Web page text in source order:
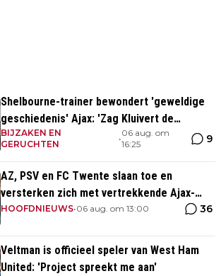
Shelbourne-trainer bewondert 'geweldige
geschiedenis' Ajax: 'Zag Kluivert de
winnende scoren'
BIJZAKEN EN
GERUCHTEN
•
06 aug. om
16:25
9
AZ, PSV en FC Twente slaan toe en
versterken zich met vertrekkende Ajax-
talenten
HOOFDNIEUWS•06 aug. om 13:00 36
Veltman is officieel speler van West Ham
United: 'Project spreekt me aan'